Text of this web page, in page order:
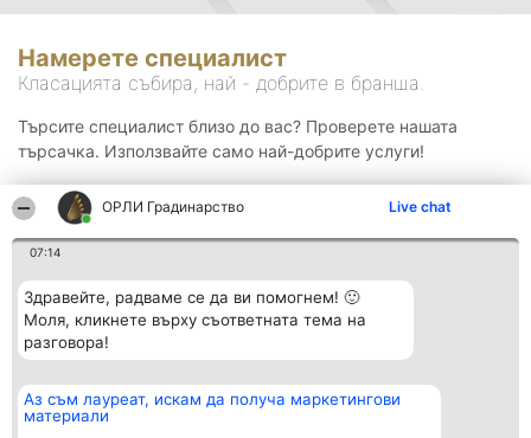
ОРЛИ Градинарство Live chat
07:14
Здравейте, радваме се да ви помогнем! 🙂
Моля, кликнете върху съответната тема на
разговора!
Аз съм лауреат, искам да получа маркетингови
материали
Намерете специалист
Класацията събира, най - добрите в бранша.
Търсите специалист близо до вас? Проверете нашата
търсачка. Използвайте само най-добрите услуги!
Организатор на
класиране
Класация Контакти